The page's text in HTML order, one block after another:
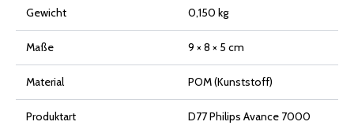
Gewicht 0,150 kg
Maße 9 × 8 × 5 cm
Material POM (Kunststoff)
Produktart D77 Philips Avance 7000